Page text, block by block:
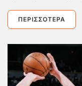
ΠΕΡΙΣΣΌΤΕΡΑ